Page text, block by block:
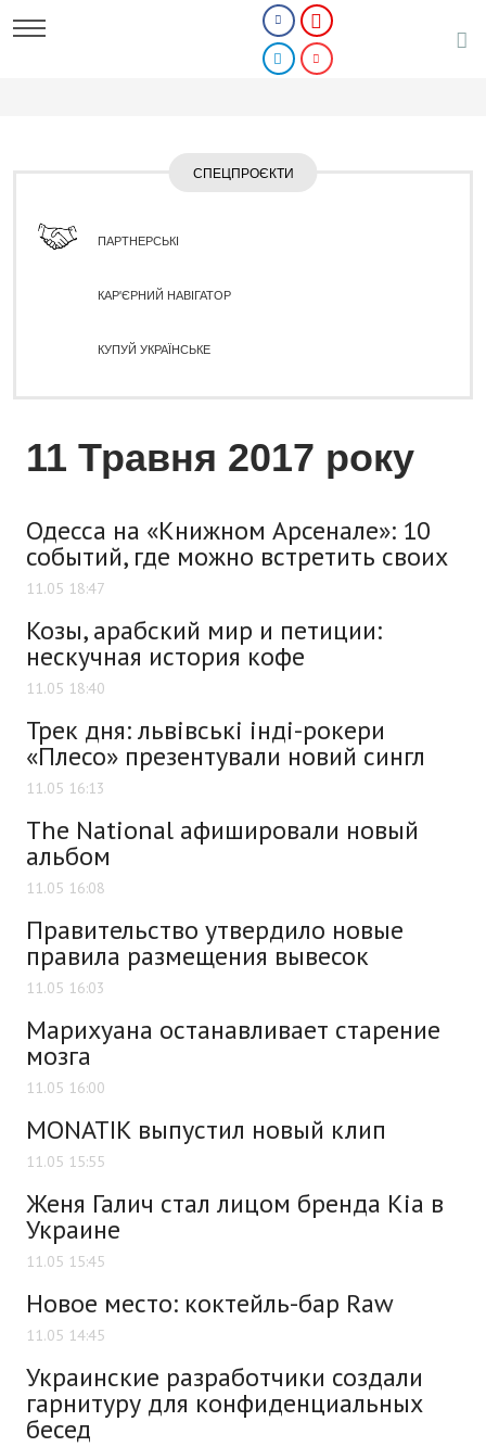
СПЕЦПРОЄКТИ
ПАРТНЕРСЬКІ
КАР'ЄРНИЙ НАВІГАТОР
КУПУЙ УКРАЇНСЬКЕ
11 Травня 2017 року
Одесса на «Книжном Арсенале»: 10
событий, где можно встретить своих
11.05 18:47
Козы, арабский мир и петиции:
нескучная история кофе
11.05 18:40
Трек дня: львівські інді-рокери
«Плесо» презентували новий сингл
11.05 16:13
The National афишировали новый
альбом
11.05 16:08
Правительство утвердило новые
правила размещения вывесок
11.05 16:03
Марихуана останавливает старение
мозга
11.05 16:00
MONATIK выпустил новый клип
11.05 15:55
Женя Галич стал лицом бренда Kia в
Украине
11.05 15:45
Новое место: коктейль-бар Raw
11.05 14:45
Украинские разработчики создали
гарнитуру для конфиденциальных
бесед